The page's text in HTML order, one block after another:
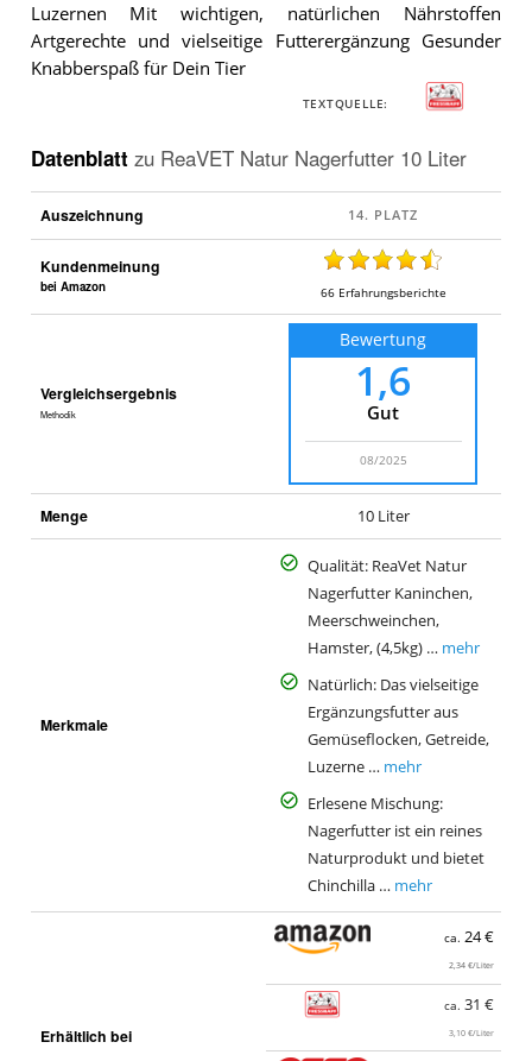
Luzernen Mit wichtigen, natürlichen Nährstoffen
Artgerechte und vielseitige Futterergänzung Gesunder
Knabberspaß für Dein Tier
TEXTQUELLE:
Datenblatt zu ReaVET Natur Nagerfutter 10 Liter
Auszeichnung
Kundenmeinung
bei Amazon 66 Erfahrungsberichte
Vergleichsergebnis
Methodik
Bewertung
1,6
Gut
08/2025
Menge 10 Liter
Merkmale
Qualität: ReaVet Natur
Nagerfutter Kaninchen,
Meerschweinchen,
Hamster, (4,5kg) … mehr
Natürlich: Das vielseitige
Ergänzungsfutter aus
Gemüseflocken, Getreide,
Luzerne … mehr
Erlesene Mischung:
Nagerfutter ist ein reines
Naturprodukt und bietet
Chinchilla … mehr
Erhältlich bei
ca. 24 €
2,34 €/Liter
ca. 31 €
3,10 €/Liter